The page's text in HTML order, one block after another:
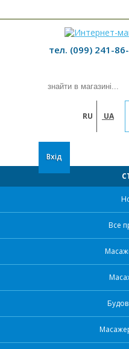
тел. (099) 241-
RU UA
Вхід
Все